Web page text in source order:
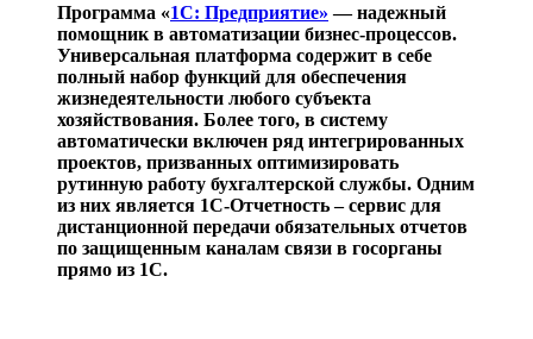
Программа «1С: Предприятие» — надежный
помощник в автоматизации бизнес-процессов.
Универсальная платформа содержит в себе
полный набор функций для обеспечения
жизнедеятельности любого субъекта
хозяйствования. Более того, в систему
автоматически включен ряд интегрированных
проектов, призванных оптимизировать
рутинную работу бухгалтерской службы. Одним
из них является 1С-Отчетность – сервис для
дистанционной передачи обязательных отчетов
по защищенным каналам связи в госорганы
прямо из 1С.